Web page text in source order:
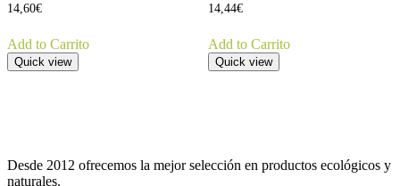
14,60€
Add to Carrito
Quick view
14,44€
Add to Carrito
Quick view
Desde 2012 ofrecemos la mejor selección en productos ecológicos y
naturales.